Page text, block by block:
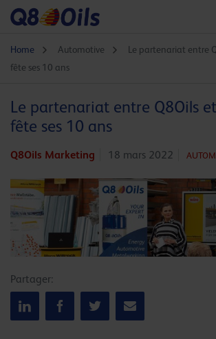
Home Automotive
Le partenariat entre
fête ses 10 ans
Le partenariat entre Q8Oils
fête ses 10 ans
Q8Oils Marketing 18 mars 2022
Partager: